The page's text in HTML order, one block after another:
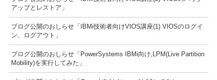
アップとレストア」
ブログ公開のおしらせ「IBMi技術者向けVIOS講座(1) VIOSのログイ
ン、ログアウト」
ブログ公開のおしらせ「PowerSystems IBMi向け,LPM(Live Partition
Mobility)を実行してみた」